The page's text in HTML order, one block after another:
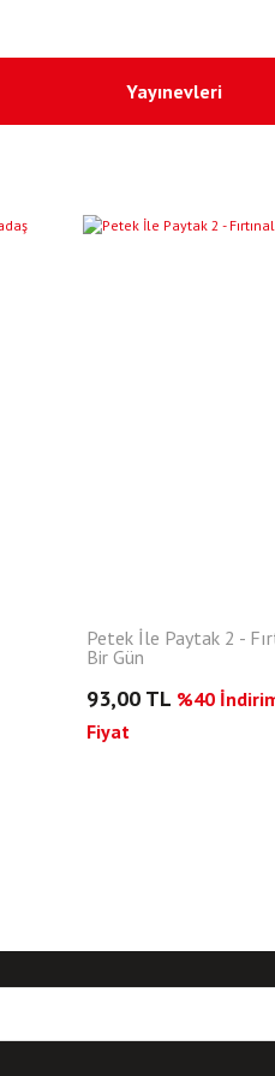
Yayınevleri
Petek İle Paytak 2 -
Bir Gün
93,00 TL %40
Fiyat